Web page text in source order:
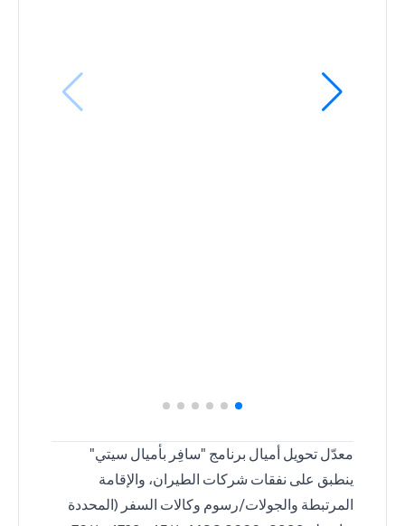
معدّل تحويل أميال برنامج "سافِر بأميال سيتي"
ينطبق على نفقات شركات الطيران، والإقامة
المرتبطة والجولات/رسوم وكالات السفر (المحددة